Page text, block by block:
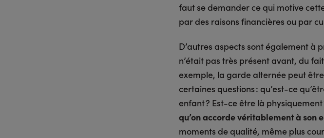
faut se demander ce qui motive
par des raisons financières ou par
D’autres aspects sont également à
n’était pas très présent avant, du
exemple, la garde alternée peut
certaines questions : qu’est-ce
enfant ? Est-ce être là physiquement
qu’on accorde véritablement à son
moments de qualité, même plus